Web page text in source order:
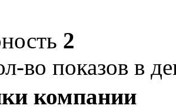
2
во показов в
компании